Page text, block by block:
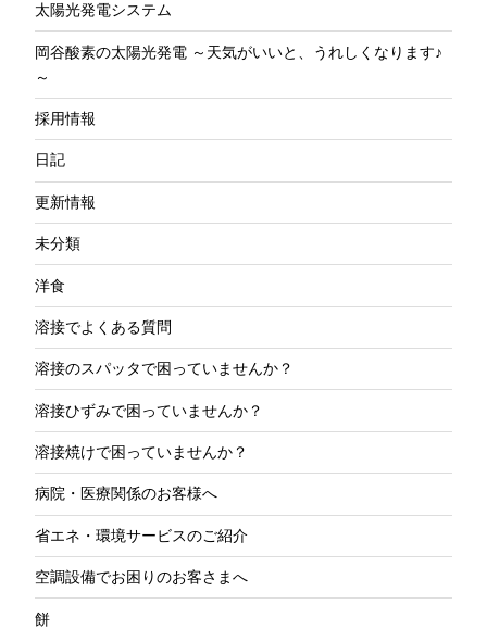
太陽光発電システム
岡谷酸素の太陽光発電 ～天気がいいと、うれしくなります♪
～
採用情報
日記
更新情報
未分類
洋食
溶接でよくある質問
溶接のスパッタで困っていませんか？
溶接ひずみで困っていませんか？
溶接焼けで困っていませんか？
病院・医療関係のお客様へ
省エネ・環境サービスのご紹介
空調設備でお困りのお客さまへ
餅